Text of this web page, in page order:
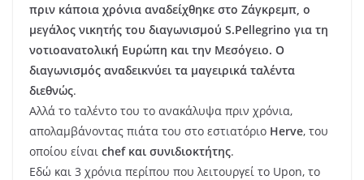
πριν κάποια χρόνια αναδείχθηκε στο Ζάγκρεμπ, ο
μεγάλος νικητής του διαγωνισμού S.Pellegrino για τη
νοτιοανατολική Ευρώπη και την Μεσόγειο. Ο
διαγωνισμός αναδεικνύει τα μαγειρικά ταλέντα
διεθνώς.
Αλλά το ταλέντο του το ανακάλυψα πριν χρόνια,
απολαμβάνοντας πιάτα του στο εστιατόριο Herve, του
οποίου είναι chef και συνιδιοκτήτης.
Εδώ και 3 χρόνια περίπου που λειτουργεί το Upon, το